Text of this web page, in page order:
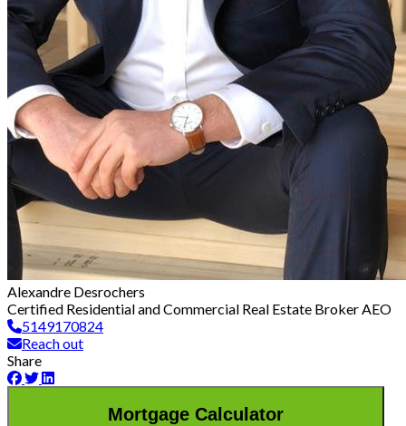
Alexandre Desrochers
Certified Residential and Commercial Real Estate Broker AEO
5149170824
Reach out
Share
Mortgage Calculator